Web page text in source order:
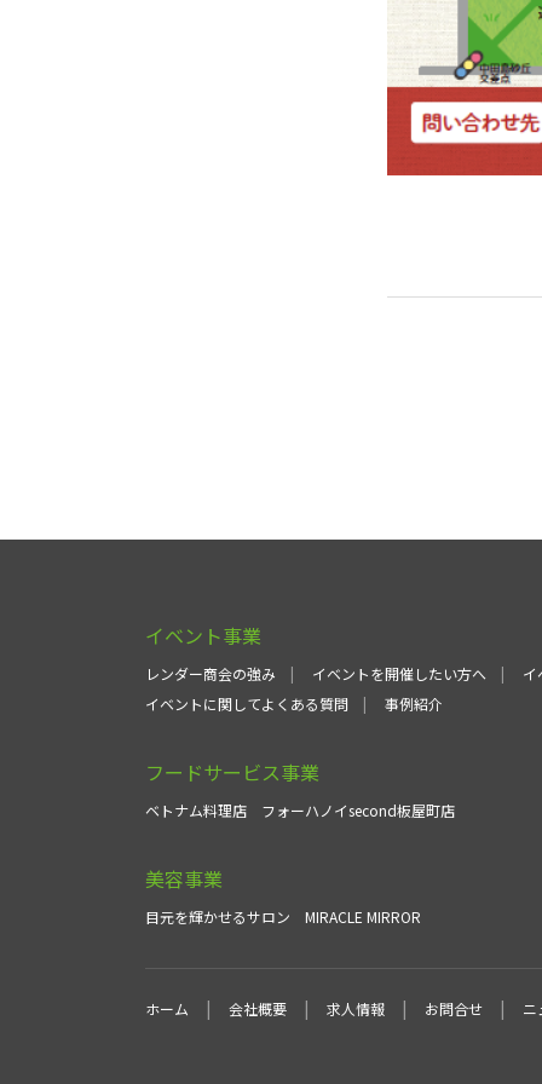
イベント事業
レンダー商会の強み イベントを開催したい方へ
イ
イベントに関してよくある質問
事例紹介
フードサービス事業
ベトナム料理店 フォーハノイsecond板屋町店
美容事業
目元を輝かせるサロン MIRACLE MIRROR
ホーム 会社概要 求人情報 お問合せ ニ